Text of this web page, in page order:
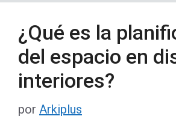
¿Qué es la
del espacio en
interiores?
por Arkiplus